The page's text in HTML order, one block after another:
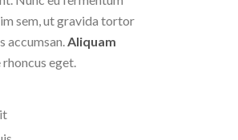
sem, ut gravida tortor
accumsan. Aliquam
eget.